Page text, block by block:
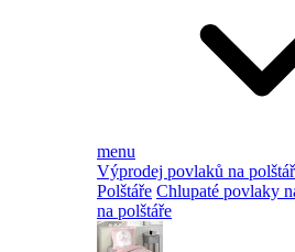
menu
Výprodej povlaků na
Polštáře Chlupaté povlaky
na polštáře